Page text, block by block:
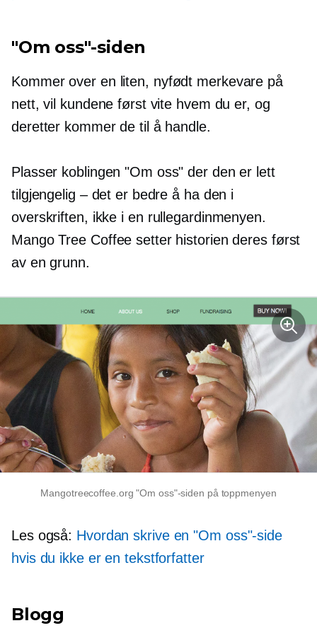
"Om oss"-siden
Kommer over en liten, nyfødt merkevare på
nett, vil kundene først vite hvem du er, og
deretter kommer de til å handle.
Plasser koblingen "Om oss" der den er lett
tilgjengelig – det er bedre å ha den i
overskriften, ikke i en rullegardinmenyen.
Mango Tree Coffee setter historien deres først
av en grunn.
Mangotreecoffee.org "Om oss"-siden på toppmenyen
Les også: Hvordan skrive en "Om oss"-side
hvis du ikke er en tekstforfatter
Blogg